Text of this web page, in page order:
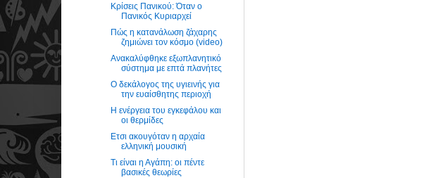
Κρίσεις Πανικού: Όταν ο
Πανικός Κυριαρχεί
Πώς η κατανάλωση ζάχαρης
ζημιώνει τον κόσμο (video)
Ανακαλύφθηκε εξωπλανητικό
σύστημα με επτά πλανήτες
Ο δεκάλογος της υγιεινής για
την ευαίσθητης περιοχή
Η ενέργεια του εγκεφάλου και
οι θερμίδες
Ετσι ακουγόταν η αρχαία
ελληνική μουσική
Τι είναι η Αγάπη: οι πέντε
βασικές θεωρίες